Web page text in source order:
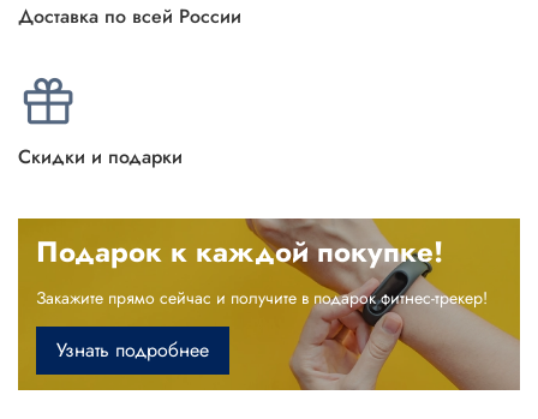
Доставка по всей России
Скидки и подарки
Подарок к каждой покупке!
Закажите прямо сейчас и получите в подарок фитнес-трекер!
Узнать подробнее